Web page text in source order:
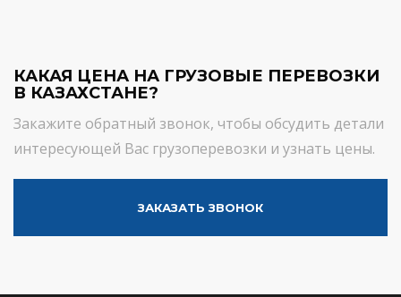
КАКАЯ ЦЕНА НА ГРУЗОВЫЕ ПЕРЕВОЗКИ
В КАЗАХСТАНЕ?
Закажите обратный звонок, чтобы обсудить детали
интересующей Вас грузоперевозки и узнать цены.
ЗАКАЗАТЬ ЗВОНОК